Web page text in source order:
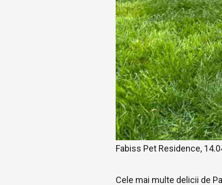
Fabiss Pet Residence,
Cele mai multe delicii de